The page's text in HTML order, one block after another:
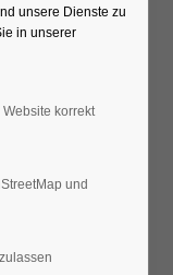
unsere Dienste zu
in unserer
korrekt
und